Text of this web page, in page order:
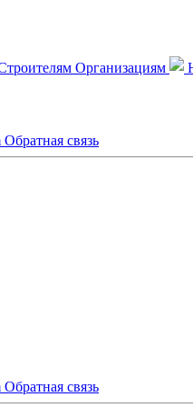
Организациям
Обратная связь
Обратная связь